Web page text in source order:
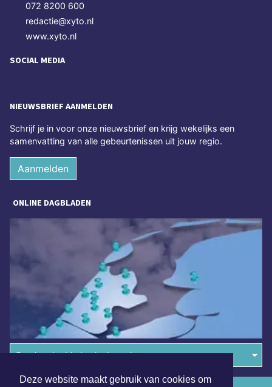
Deze website maakt gebruik van cookies om
072 8200 600
redactie@xyto.nl
www.xyto.nl
SOCIAL MEDIA
NIEUWSBRIEF AANMELDEN
Schrijf je in voor onze nieuwsbrief en krijg wekelijks een
samenvatting van alle gebeurtenissen uit jouw regio.
Aanmelden
ONLINE DAGBLADEN
Overige dagbladen in de regio